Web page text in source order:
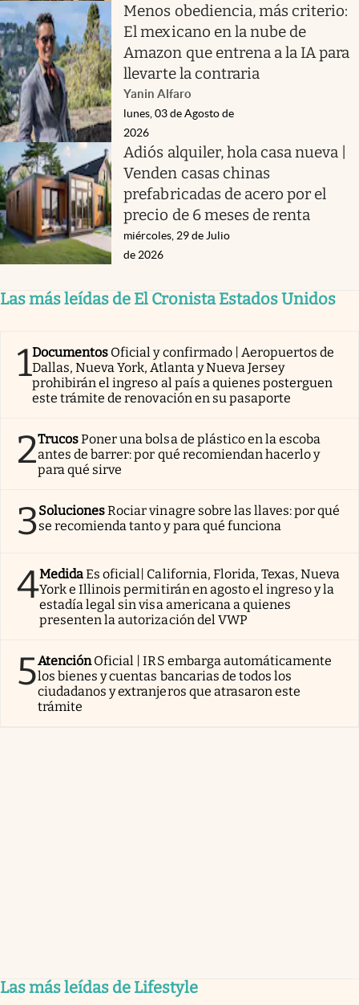
Menos obediencia, más criterio:
El mexicano en la nube de
Amazon que entrena a la IA para
llevarte la contraria
Yanin Alfaro
lunes, 03 de Agosto de
2026
Adiós alquiler, hola casa nueva |
Venden casas chinas
prefabricadas de acero por el
precio de 6 meses de renta
miércoles, 29 de Julio
de 2026
Las más leídas de El Cronista Estados Unidos
1Documentos Oficial y confirmado | Aeropuertos de
Dallas, Nueva York, Atlanta y Nueva Jersey
prohibirán el ingreso al país a quienes posterguen
este trámite de renovación en su pasaporte
2TrucosPoner una bolsa de plástico en la escoba
antes de barrer: por qué recomiendan hacerlo y
para qué sirve
3SolucionesRociar vinagre sobre las llaves: por qué
se recomienda tanto y para qué funciona
4MedidaEs oficial| California, Florida, Texas, Nueva
York e Illinois permitirán en agosto el ingreso y la
estadía legal sin visa americana a quienes
presenten la autorización del VWP
5AtenciónOficial | IRS embarga automáticamente
los bienes y cuentas bancarias de todos los
ciudadanos y extranjeros que atrasaron este
trámite
Las más leídas de Lifestyle